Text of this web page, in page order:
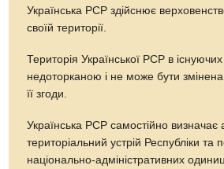
Українська РСР здійснює
своїй території.
Територія Української РСР в
недоторканою і не може бути
її згоди.
Українська РСР самостійно визначає
територіальний устрій Республіки та
національно-адміністративних